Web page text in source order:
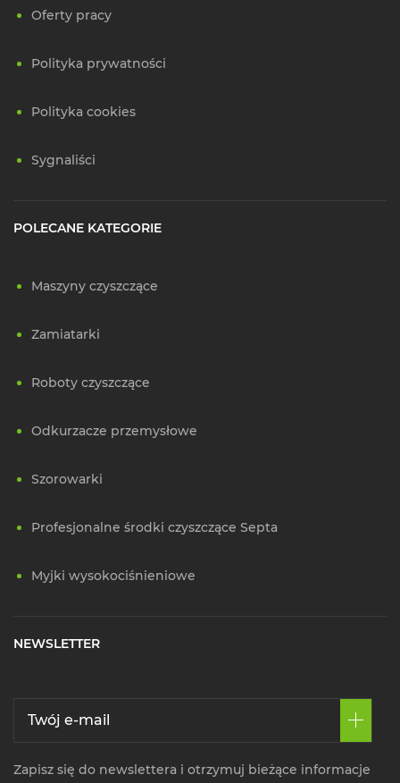
Oferty pracy
Polityka prywatności
Polityka cookies
Sygnaliści
POLECANE KATEGORIE
Maszyny czyszczące
Zamiatarki
Roboty czyszczące
Odkurzacze przemysłowe
Szorowarki
Profesjonalne środki czyszczące Septa
Myjki wysokociśnieniowe
NEWSLETTER
Zapisz się do newslettera i otrzymuj bieżące informacje